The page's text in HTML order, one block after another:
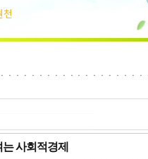
사회적경제